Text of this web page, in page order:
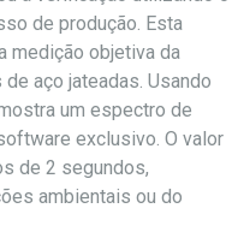
de produção. Esta
medição objetiva da
aço jateadas. Usando
um espectro de
exclusivo. O valor
de 2 segundos,
ambientais ou do